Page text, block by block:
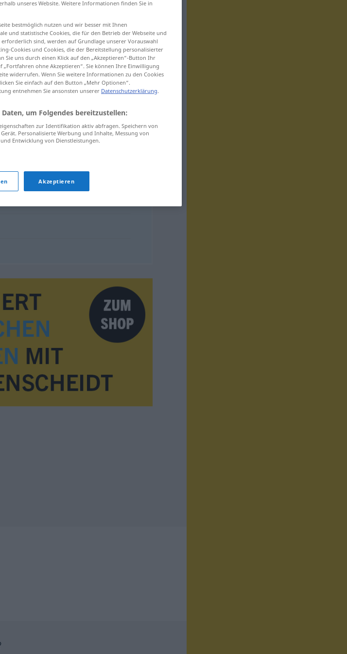
unseres Website. Weitere Informationen finden Sie in
bestmöglich nutzen und wir besser mit Ihnen
und statistische Cookies, die für den Betrieb der Webseite und
sind, werden auf Grundlage unserer Vorauswahl
Cookies und Cookies, die der Bereitstellung personalisierter
Sie uns durch einen Klick auf den „Akzeptieren“-Button Ihr
„Fortfahren ohne Akzeptieren“. Sie können Ihre Einwilligung
widerrufen. Wenn Sie weitere Informationen zu den Cookies
Sie einfach auf den Button „Mehr Optionen“.
entnehmen Sie ansonsten unserer Datenschutzerklärung.
um Folgendes bereitzustellen:
zur Identifikation aktiv abfragen. Speichern von
Personalisierte Werbung und Inhalte, Messung von
Entwicklung von Dienstleistungen.
Akzeptieren